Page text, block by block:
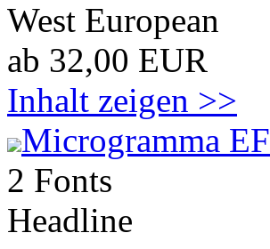
West European
ab 32,00 EUR
Inhalt zeigen >>
Microgramma EF
2 Fonts
Headline